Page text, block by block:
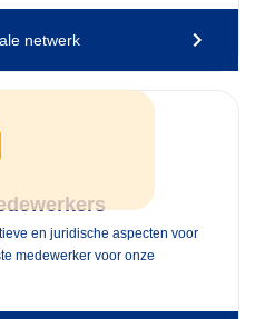
netwerk
en juridische aspecten voor
medewerker voor onze